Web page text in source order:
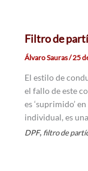
Filtro de
Álvaro Sauras/25
El estilo de
el fallo de este
es ‘suprimido’
individual, es
DPF, filtro de